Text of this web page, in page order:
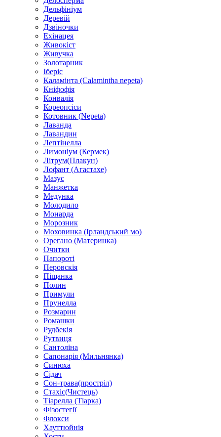
Дельфініум
Деревій
Дзвіночки
Ехінацея
Живокіст
Живучка
Золотарник
Іберіс
Каламінта (Calamintha nepeta)
Кніфофія
Конвалія
Кореопсіси
Котовник (Nepeta)
Лаванда
Лавандин
Лептінелла
Лимоніум (Кермек)
Літрум(Плакун)
Лофант (Агастахе)
Мазус
Манжетка
Медунка
Молодило
Монарда
Морозник
Моховинка (Ірландський мо)
Орегано (Материнка)
Очитки
Папороті
Перовскія
Піщанка
Полин
Примули
Прунелла
Розмарин
Ромашки
Рудбекія
Рутвиця
Сантоліна
Сапонарія (Мильнянка)
Синюха
Сідач
Сон-трава(простріл)
Стахіс(Чистець)
Тіарелла (Тіарка)
Фізостегії
Флокси
Хауттюйнія